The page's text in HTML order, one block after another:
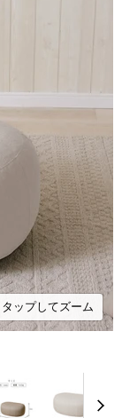
タップしてズーム